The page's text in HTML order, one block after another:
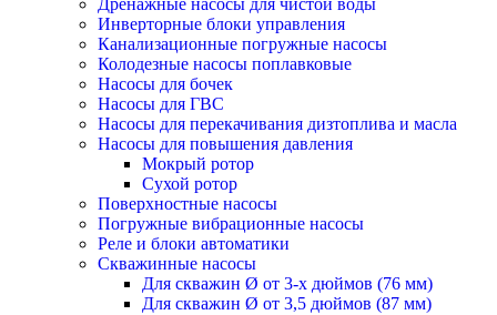
Дренажные насосы для чистой воды
Инверторные блоки управления
Канализационные погружные насосы
Колодезные насосы поплавковые
Насосы для бочек
Насосы для ГВС
Насосы для перекачивания дизтоплива и масла
Насосы для повышения давления
Мокрый ротор
Сухой ротор
Поверхностные насосы
Погружные вибрационные насосы
Реле и блоки автоматики
Скважинные насосы
Для скважин Ø от 3-х дюймов (76 мм)
Для скважин Ø от 3,5 дюймов (87 мм)